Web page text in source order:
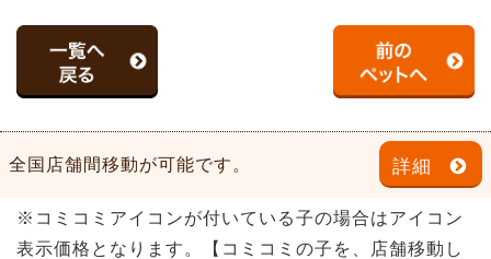
全国店舗間移動が可能です。 詳細
※コミコミアイコンが付いている子の場合はアイコン
表示価格となります。【コミコミの子を、店舗移動し